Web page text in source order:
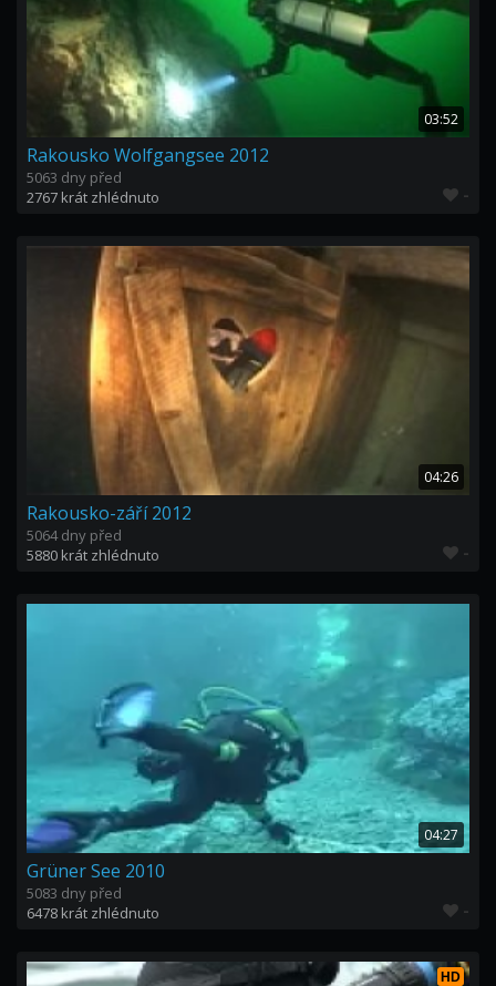
03:52
Rakousko Wolfgangsee 2012
5063 dny před
2767 krát zhlédnuto
-
04:26
Rakousko-září 2012
5064 dny před
5880 krát zhlédnuto
-
04:27
Grüner See 2010
5083 dny před
6478 krát zhlédnuto
-
HD